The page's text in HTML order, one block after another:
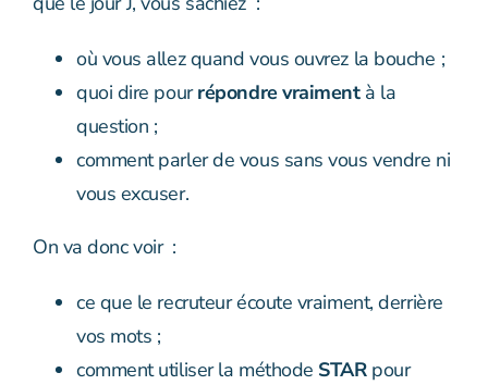
où vous allez quand vous ouvrez la bouche ;
quoi dire pourrépondre vraimentà la
question ;
comment parler de vous sans vous vendre ni
vous excuser.
On va donc voir :
ce que le recruteur écoute vraiment, derrière
vos mots ;
comment utiliser la méthode STARpour